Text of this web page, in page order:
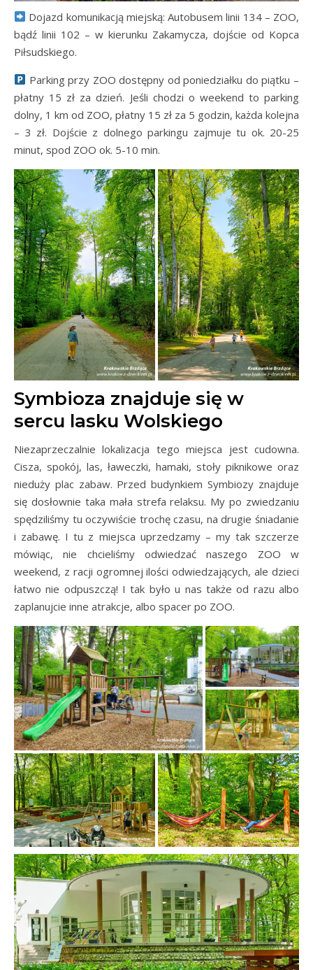
Dojazd komunikacją miejską: Autobusem linii 134 – ZOO,
bądź linii 102 – w kierunku Zakamycza, dojście od Kopca
Piłsudskiego.
Parking przy ZOO dostępny od poniedziałku do piątku –
płatny 15 zł za dzień. Jeśli chodzi o weekend to parking
dolny, 1 km od ZOO, płatny 15 zł za 5 godzin, każda kolejna
– 3 zł. Dojście z dolnego parkingu zajmuje tu ok. 20-25
minut, spod ZOO ok. 5-10 min.
Symbioza znajduje się w
sercu lasku Wolskiego
Niezaprzeczalnie lokalizacja tego miejsca jest cudowna.
Cisza, spokój, las, ławeczki, hamaki, stoły piknikowe oraz
nieduży plac zabaw. Przed budynkiem Symbiozy znajduje
się dosłownie taka mała strefa relaksu. My po zwiedzaniu
spędziliśmy tu oczywiście trochę czasu, na drugie śniadanie
i zabawę. I tu z miejsca uprzedzamy – my tak szczerze
mówiąc, nie chcieliśmy odwiedzać naszego ZOO w
weekend, z racji ogromnej ilości odwiedzających, ale dzieci
łatwo nie odpuszczą! I tak było u nas także od razu albo
zaplanujcie inne atrakcje, albo spacer po ZOO.